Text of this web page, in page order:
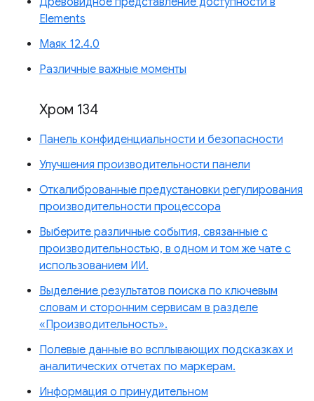
Elements
Маяк 12.4.0
Различные важные моменты
Хром 134
Панель конфиденциальности и безопасности
Улучшения производительности панели
Откалиброванные предустановки регулирования
производительности процессора
Выберите различные события, связанные с
производительностью, в одном и том же чате с
использованием ИИ.
Выделение результатов поиска по ключевым
словам и сторонним сервисам в разделе
«Производительность».
Полевые данные во всплывающих подсказках и
аналитических отчетах по маркерам.
Информация о принудительном